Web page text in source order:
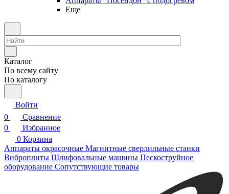
Еще
Каталог
По всему сайту
По каталогу
Войти
0
Сравнение
0
Избранное
0 Корзина
Аппараты окрасочные Магнитные сверлильные станки
Виброплиты Шлифовальные машины Пескоструйное
оборудование Сопутствующие товары